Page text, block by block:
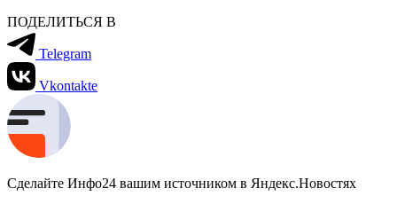
ПОДЕЛИТЬСЯ В
Telegram
Vkontakte
Сделайте Инфо24 вашим источником в Яндекс.Новостях